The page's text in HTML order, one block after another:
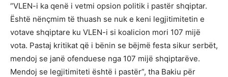
“VLEN-i ka qenë i vetmi opsion politik i pastër shqiptar.
Është nënçmim të thuash se nuk e keni legjitimitetin e
votave shqiptare ku VLEN-i si koalicion mori 107 mijë
vota. Pastaj kritikat që i bënin se bëjmë festa sikur serbët,
mendoj se janë ofenduese nga 107 mijë shqiptarëve.
Mendoj se legjitimiteti është i pastër”, tha Bakiu për